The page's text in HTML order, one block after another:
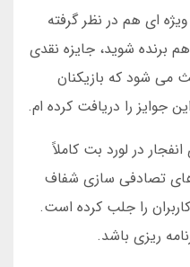
ویژه ای هم در نظر گرفته
پشت سر هم برنده شوید، جایزه نقدی
می شود که بازیکنان
جوایز را دریافت کرده ام.
در لورد بت کاملاً
تصادفی سازی شفاف
را جلب کرده است.
ریزی باشد.